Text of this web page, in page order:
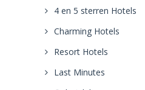
4 en 5 sterren Hotels
Charming Hotels
Resort Hotels
Last Minutes